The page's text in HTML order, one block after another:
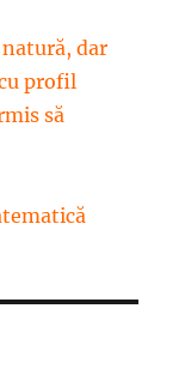
dar
profil
să